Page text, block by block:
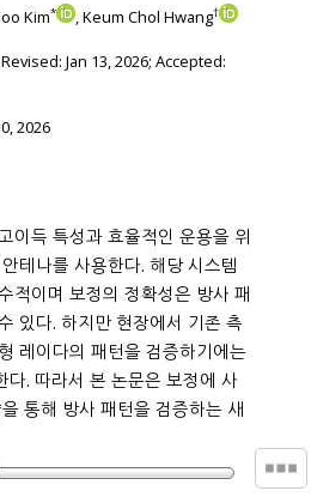
Kim* , Keum Chol Hwang†
Jan 13, 2026; Accepted:
2026
이득 특성과 효율적인 운용을 위
테나를 사용한다. 해당 시스템
적이며 보정의 정확성은 방사 패
있다. 하지만 현장에서 기존 측
레이다의 패턴을 검증하기에는
다. 따라서 본 논문은 보정에 사
통해 방사 패턴을 검증하는 새